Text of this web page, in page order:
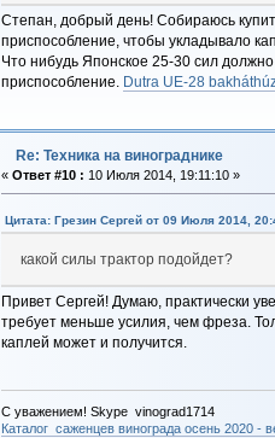
Степан, добрый день! Собираюсь
приспособление, чтобы укладывало
Что нибудь Японское 25-30 сил
приспособление. Dutra UE-28
Re: Техника на винограднике
« Ответ #10 : 10 Июля 2014, 19:11:10 »
Цитата: Грезин Сергей от 09 Июля 2014,
какой силы трактор подойдет?
Привет Сергей! Думаю, практически
требует меньше усилия, чем фреза.
каплей может и получится.
С уважением! Skype vinograd1714
Каталог саженцев винограда осень 2020 -